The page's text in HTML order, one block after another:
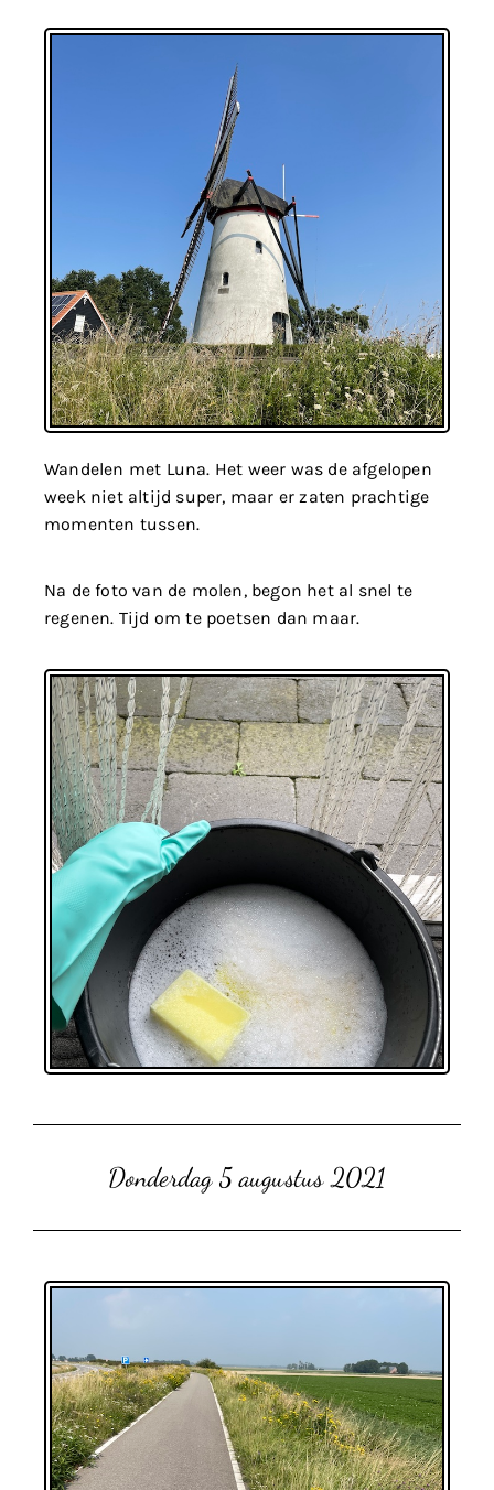
Wandelen met Luna. Het weer was de afgelopen
week niet altijd super, maar er zaten prachtige
momenten tussen.
Na de foto van de molen, begon het al snel te
regenen. Tijd om te poetsen dan maar.
Donderdag 5 augustus 2021